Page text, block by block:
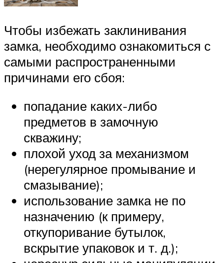
Чтобы избежать заклинивания
замка, необходимо ознакомиться с
самыми распространенными
причинами его сбоя:
попадание каких-либо
предметов в замочную
скважину;
плохой уход за механизмом
(нерегулярное промывание и
смазывание);
использование замка не по
назначению (к примеру,
откупоривание бутылок,
вскрытие упаковок и т. д.);